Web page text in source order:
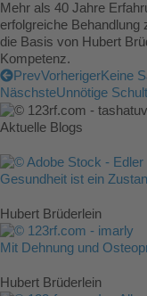
Mehr als 40 Jahre
erfolgreiche Behandlung
die Basis von Hubert
Kompetenz.
PrevVorherigerKeine
NäschsteUnnötige
Aktuelle Blogs
Gesundheit ist ein
Hubert Brüderlein
Mit Dehnung und
Hubert Brüderlein